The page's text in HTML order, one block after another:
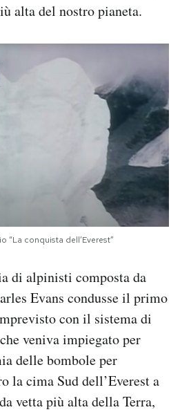
alta del nostro pianeta.
conquista dell’Everest”
di alpinisti composta da
Evans condusse il primo
con il sistema di
veniva impiegato per
delle bombole per
la cima Sud dell’Everest a
vetta più alta della Terra,